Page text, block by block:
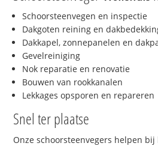
Schoorsteenvegen en inspectie
Dakgoten reining en
Dakkapel, zonnepanelen en
Gevelreiniging
Nok reparatie en renovatie
Bouwen van rookkanalen
Lekkages opsporen en repareren
Snel ter plaatse
Onze schoorsteenvegers helpen